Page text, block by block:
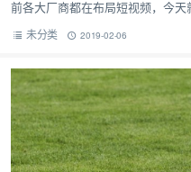
前各大厂商都在布局短视频，今
发布视…
未分类 2019-02-06